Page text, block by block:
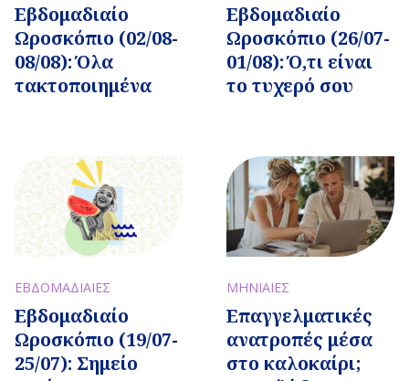
Εβδομαδιαίo
Ωροσκόπιο (02/08-
08/08): Όλα
τακτοποιημένα
Εβδομαδιαίo
Ωροσκόπιο (26/07-
01/08): Ό,τι είναι
το τυχερό σου
ΕΒΔΟΜΑΔΙΑΙΕΣ
Εβδομαδιαίo
Ωροσκόπιο (19/07-
25/07): Σημείο
ΜΗΝΙΑΙΕΣ
Επαγγελματικές
ανατροπές μέσα
στο καλοκαίρι;